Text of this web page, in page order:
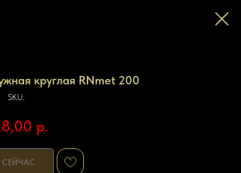
круглая RNmet 200
SKU:
р.
СЕЙЧАС